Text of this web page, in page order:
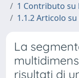
1 Contributo su
1.1.2 Articolo
La
risultati di